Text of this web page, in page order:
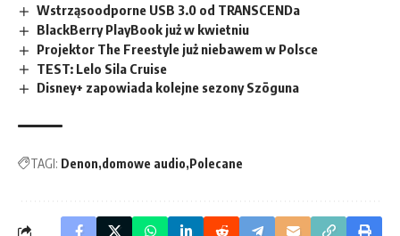
Wstrząsoodporne USB 3.0 od TRANSCENDa
BlackBerry PlayBook już w kwietniu
Projektor The Freestyle już niebawem w Polsce
TEST: Lelo Sila Cruise
Disney+ zapowiada kolejne sezony Szōguna
TAGI: Denon domowe audio Polecane